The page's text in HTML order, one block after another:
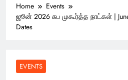
Home
Events
ஜூன் 2026 சுப முகூர்த்த நாட்கள் |
Dates
EVENTS